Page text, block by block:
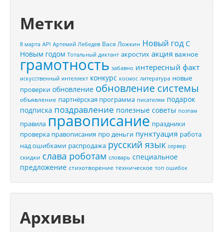
Метки
8 марта API Артемий Лебедев Вася Ложкин Новый год С
Новым годом Тотальный диктант акростих акция важное
грамотность забавно интересный факт
искусственный интеллект конкурс космос литература новые
проверки обновление обновление системы
объявление партнёрская программа писателям подарок
подписка поздравление полезные советы поэтам
правила правописание праздники
проверка правописания про деньги пунктуация работа
над ошибками распродажа русский язык сервер
скидки слава роботам словарь специальное
предложение стихотворение техническое топ ошибок
Архивы